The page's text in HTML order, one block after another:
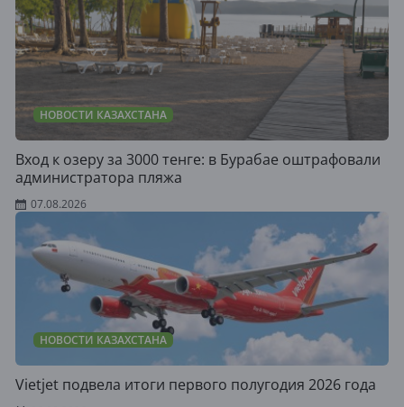
НОВОСТИ КАЗАХСТАНА
Вход к озеру за 3000 тенге: в Бурабае оштрафовали
администратора пляжа
07.08.2026
НОВОСТИ КАЗАХСТАНА
Vietjet подвела итоги первого полугодия 2026 года